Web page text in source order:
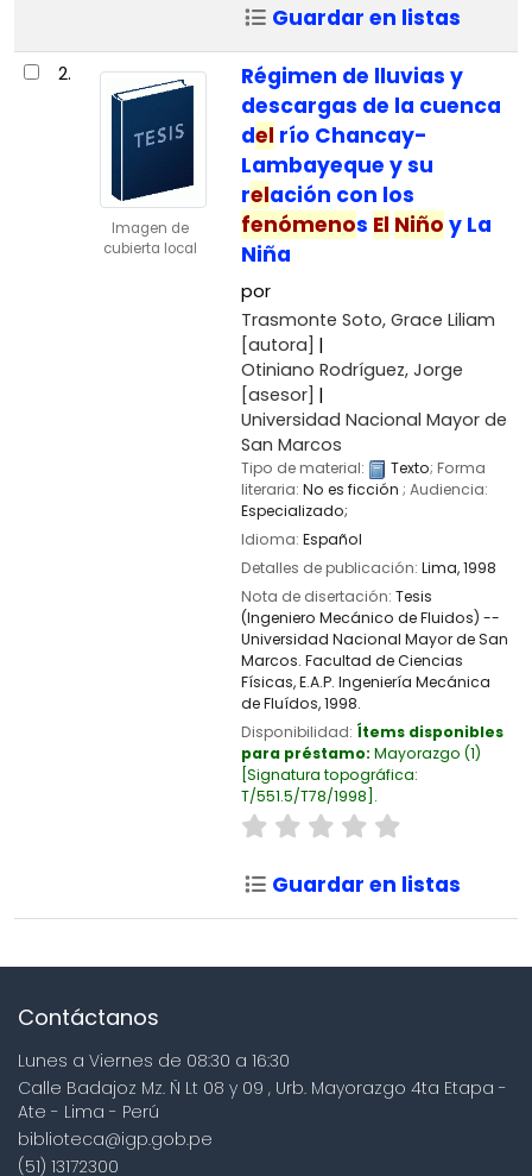
Guardar en listas
2.
Imagen de
cubierta local
Régimen de lluvias y
descargas de la cuenca
del río Chancay-
Lambayeque y su
relación con los
fenómenos El Niño y La
Niña
por
Trasmonte Soto, Grace Liliam
[autora]
Otiniano Rodríguez, Jorge
[asesor]
Universidad Nacional Mayor de
San Marcos
Tipo de material: Texto; Forma
literaria: No es ficción ; Audiencia:
Especializado;
Idioma: Español
Detalles de publicación: Lima,1998
Nota de disertación: Tesis
(Ingeniero Mecánico de Fluidos) --
Universidad Nacional Mayor de San
Marcos. Facultad de Ciencias
Físicas, E.A.P. Ingeniería Mecánica
de Fluídos, 1998.
Disponibilidad: Ítems disponibles
para préstamo: Mayorazgo (1)
Signatura topográfica:
T/551.5/T78/1998 .
Guardar en listas
Contáctanos
Lunes a Viernes de 08:30 a 16:30
Calle Badajoz Mz. Ñ Lt 08 y 09 , Urb. Mayorazgo 4ta Etapa -
Ate - Lima - Perú
biblioteca@igp.gob.pe
(51) 13172300